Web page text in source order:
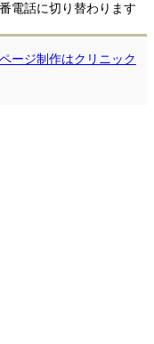
電話に切り替わります
ージ制作はクリニック